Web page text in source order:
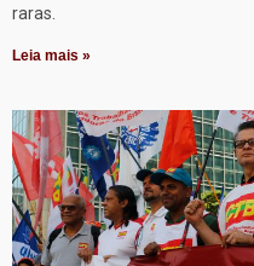
raras.
Leia mais »